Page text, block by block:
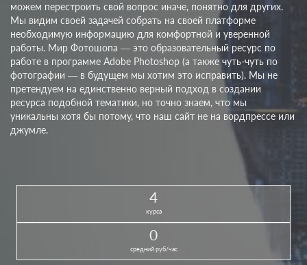
можем перестроить свой вопрос иначе, понятно для других.
Мы видим своей задачей собрать на своей платформе
необходимую информацию для комфортной и уверенной
работы. Мир Фотошопа — это образовательный ресурс по
работе в программе Adobe Photoshop (а также чуть-чуть по
фотографии — в будущем мы хотим это исправить). Мы не
претендуем на единственно верный подход в создании
ресурса подобной тематики, но точно знаем, что мы
уникальны хотя бы потому, что наш сайт не на вордпрессе или
джумле.
4
курса
0
средний руб/час